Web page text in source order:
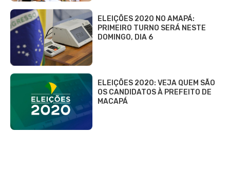
ELEIÇÕES 2020 NO AMAPÁ:
PRIMEIRO TURNO SERÁ NESTE
DOMINGO, DIA 6
ELEIÇÕES 2020: VEJA QUEM SÃO
OS CANDIDATOS À PREFEITO DE
MACAPÁ